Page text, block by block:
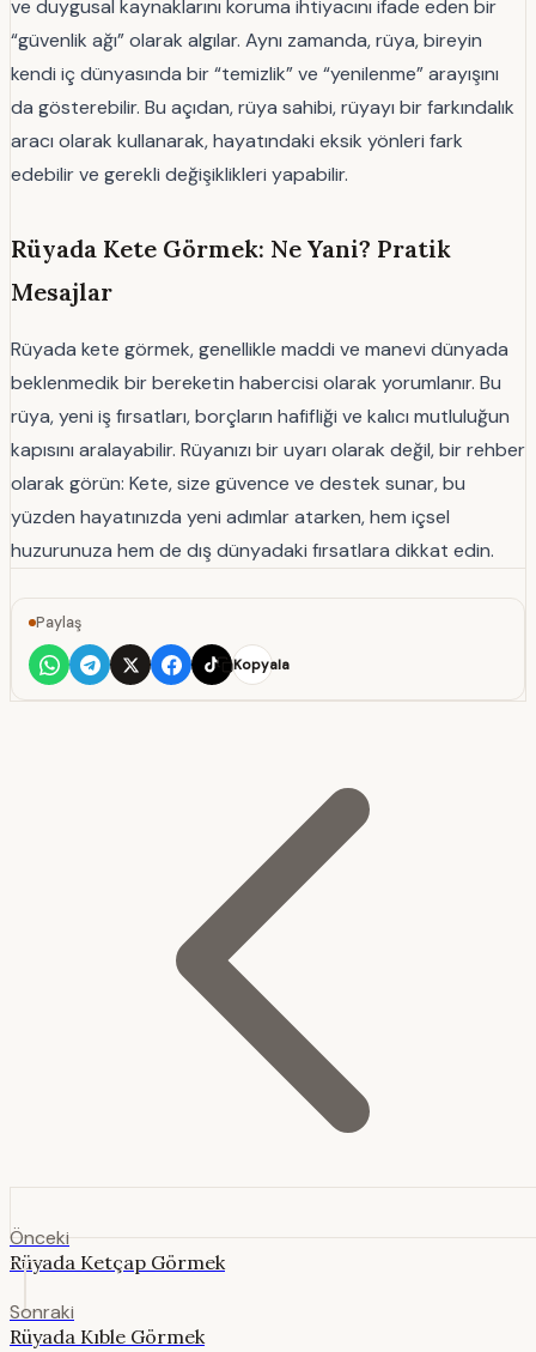
ve duygusal kaynaklarını koruma ihtiyacını ifade eden bir
“güvenlik ağı” olarak algılar. Aynı zamanda, rüya, bireyin
kendi iç dünyasında bir “temizlik” ve “yenilenme” arayışını
da gösterebilir. Bu açıdan, rüya sahibi, rüyayı bir farkındalık
aracı olarak kullanarak, hayatındaki eksik yönleri fark
edebilir ve gerekli değişiklikleri yapabilir.
Rüyada Kete Görmek: Ne Yani? Pratik
Mesajlar
Rüyada kete görmek, genellikle maddi ve manevi dünyada
beklenmedik bir bereketin habercisi olarak yorumlanır. Bu
rüya, yeni iş fırsatları, borçların hafifliği ve kalıcı mutluluğun
kapısını aralayabilir. Rüyanızı bir uyarı olarak değil, bir rehber
olarak görün: Kete, size güvence ve destek sunar, bu
yüzden hayatınızda yeni adımlar atarken, hem içsel
huzurunuza hem de dış dünyadaki fırsatlara dikkat edin.
Paylaş
Kopyala
Önceki
Rüyada Ketçap Görmek
Sonraki
Rüyada Kıble Görmek